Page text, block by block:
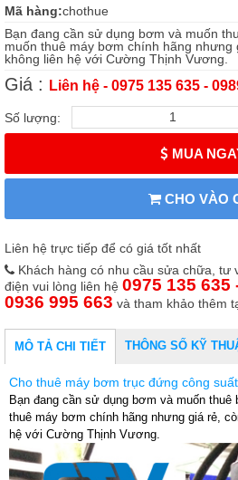
Mã hàng:chothue
Bạn đang cần sử dụng bơm và muốn
muốn thuê máy bơm chính hãng
không liên hệ với Cường Thịnh Vương.
Giá : Liên hệ - 0975 135 635 -
Số lượng:
MUA
CHO VÀO
Liên hệ trực tiếp để có giá tốt nhất
Khách hàng có nhu cầu sửa chữa, tư
điện vui lòng liên hệ 0975 135 635
0936 995 663 và tham khảo thêm
MÔ TẢ CHI TIẾT THÔNG SỐ KỸ
Cho thuê máy bơm trục đứng công
Bạn đang cần sử dụng bơm và muốn thuê
thuê máy bơm chính hãng nhưng giá rẻ,
hệ với Cường Thịnh Vương.